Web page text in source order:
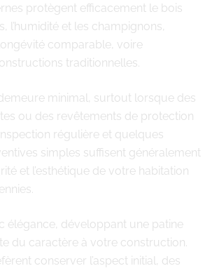
protègent efficacement le bois
l’humidité et les champignons,
comparable, voire
traditionnelles.
demeure minimal, surtout lorsque des
ou des revêtements de protection
régulière et quelques
simples suffisent généralement
et l’esthétique de votre habitation
élégance, développant une patine
du caractère à votre construction.
conserver l’aspect initial, des